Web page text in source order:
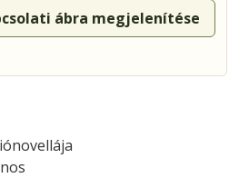
ábra megjelenítése